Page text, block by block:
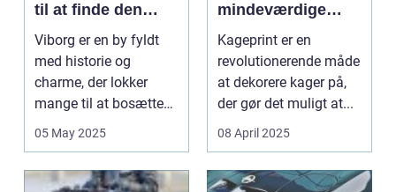
til at finde den
perfekte lejebolig
Viborg er en by fyldt
med historie og
charme, der lokker
mange til at bosætte
sig her. At find...
05 May 2025
mindeværdige
kageoplevelser
Kageprint er en
revolutionerende måde
at dekorere kager på,
der gør det muligt at...
08 April 2025